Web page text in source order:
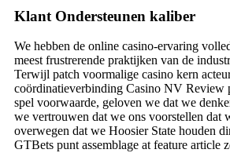
Klant Ondersteunen kaliber
We hebben de online casino-ervaring
meest frustrerende praktijken van de
Terwijl patch voormalige casino kern
coördinatieverbinding Casino NV Review
spel voorwaarde, geloven we dat we
we vertrouwen dat we ons voorstellen dat
overwegen dat we Hoosier State houden
GTBets punt assemblage at feature article